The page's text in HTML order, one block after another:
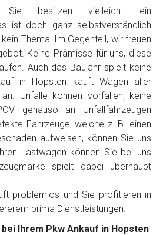
Sie besitzen vielleicht ein
ist doch ganz selbstverständlich
Thema! Im Gegenteil, wir freuen
Keine Prämisse für uns, diese
Auch das Baujahr spielt keine
in Hopsten kauft Wagen aller
Unfälle können vorfallen, keine
genauso an Unfallfahrzeugen
Fahrzeuge, welche z. B. einen
aufweisen, können Sie uns
Lastwagen können Sie bei uns
spielt dabei überhaupt
problemlos und Sie profitieren in
prima Dienstleistungen.
Ihrem Pkw Ankauf in Hopsten